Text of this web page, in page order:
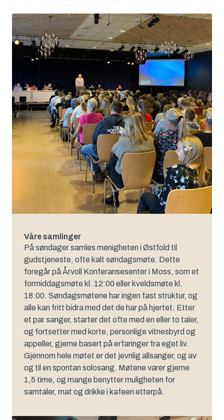
Våre samlinger
På søndager samles menigheten i Østfold til
gudstjeneste, ofte kalt søndagsmøte. Dette
foregår på Årvoll Konferansesenter i Moss, som et
formiddagsmøte kl. 12:00 eller kveldsmøte kl.
18:00. Søndagsmøtene har ingen fast struktur, og
alle kan fritt bidra med det de har på hjertet. Etter
et par sanger, starter det ofte med en eller to taler,
og fortsetter med korte, personlige vitnesbyrd og
appeller, gjerne basert på erfaringer fra eget liv.
Gjennom hele møtet er det jevnlig allsanger, og av
og til en spontan solosang. Møtene varer gjerne
1,5 time, og mange benytter muligheten for
samtaler, mat og drikke i kafeen etterpå.